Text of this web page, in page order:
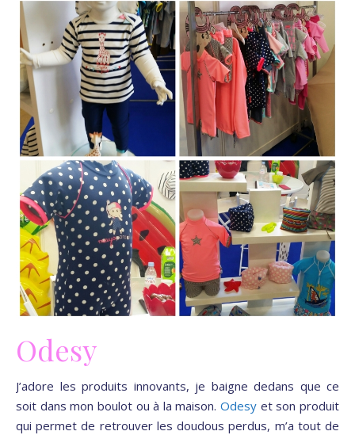
Odesy
J’adore les produits innovants, je baigne dedans que ce
soit dans mon boulot ou à la maison.Odesy et son produit
qui permet de retrouver les doudous perdus, m’a tout de